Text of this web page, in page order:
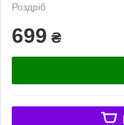
Роздріб
699 ₴